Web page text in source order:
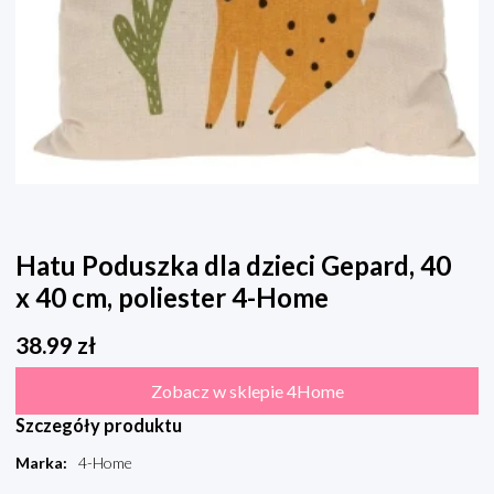
Hatu Poduszka dla dzieci Gepard, 40
x 40 cm, poliester 4-Home
38.99 zł
Zobacz w sklepie 4Home
Szczegóły produktu
Marka:
4-Home